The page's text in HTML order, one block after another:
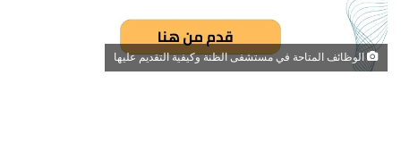
الوظائف المتاحة في مستشفى الظنة وكيفية التقديم عليها